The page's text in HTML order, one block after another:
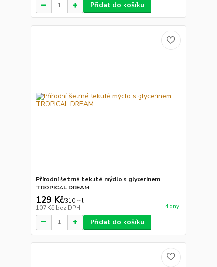
Přidat do košíku
Přírodní šetrné tekuté mýdlo s glycerinem
TROPICAL DREAM
129 Kč/310 ml
107 Kč bez DPH 4 dny
Přidat do košíku